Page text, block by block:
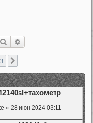
Поиск
3
« 28 июн 2024 03:11